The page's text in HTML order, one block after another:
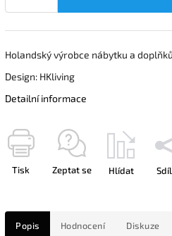
Holandský výrobce nábytku a doplňků
Design: HKliving
Detailní informace
Tisk Zeptat se Hlídat
Popis Hodnocení Diskuze